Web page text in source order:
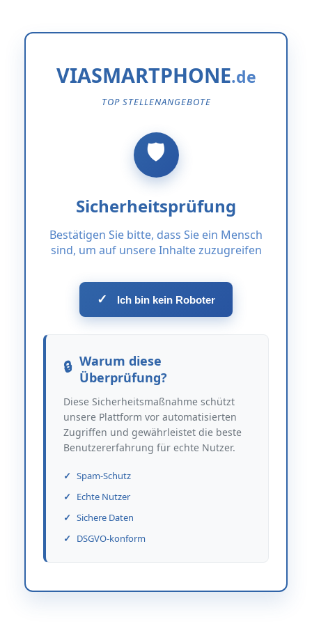
VIASMARTPHONE
TOP STELLENANGEBOTE
Sicherheitsprüfung
Bestätigen Sie bitte, dass Sie ein Mensch
sind, um auf unsere Inhalte zuzugreifen
✓ Ich bin kein Roboter
Warum diese
Überprüfung?
Diese Sicherheitsmaßnahme schützt
unsere Plattform vor automatisierten
Zugriffen und gewährleistet die beste
Benutzererfahrung für echte Nutzer.
Spam-Schutz
Echte Nutzer
Sichere Daten
DSGVO-konform